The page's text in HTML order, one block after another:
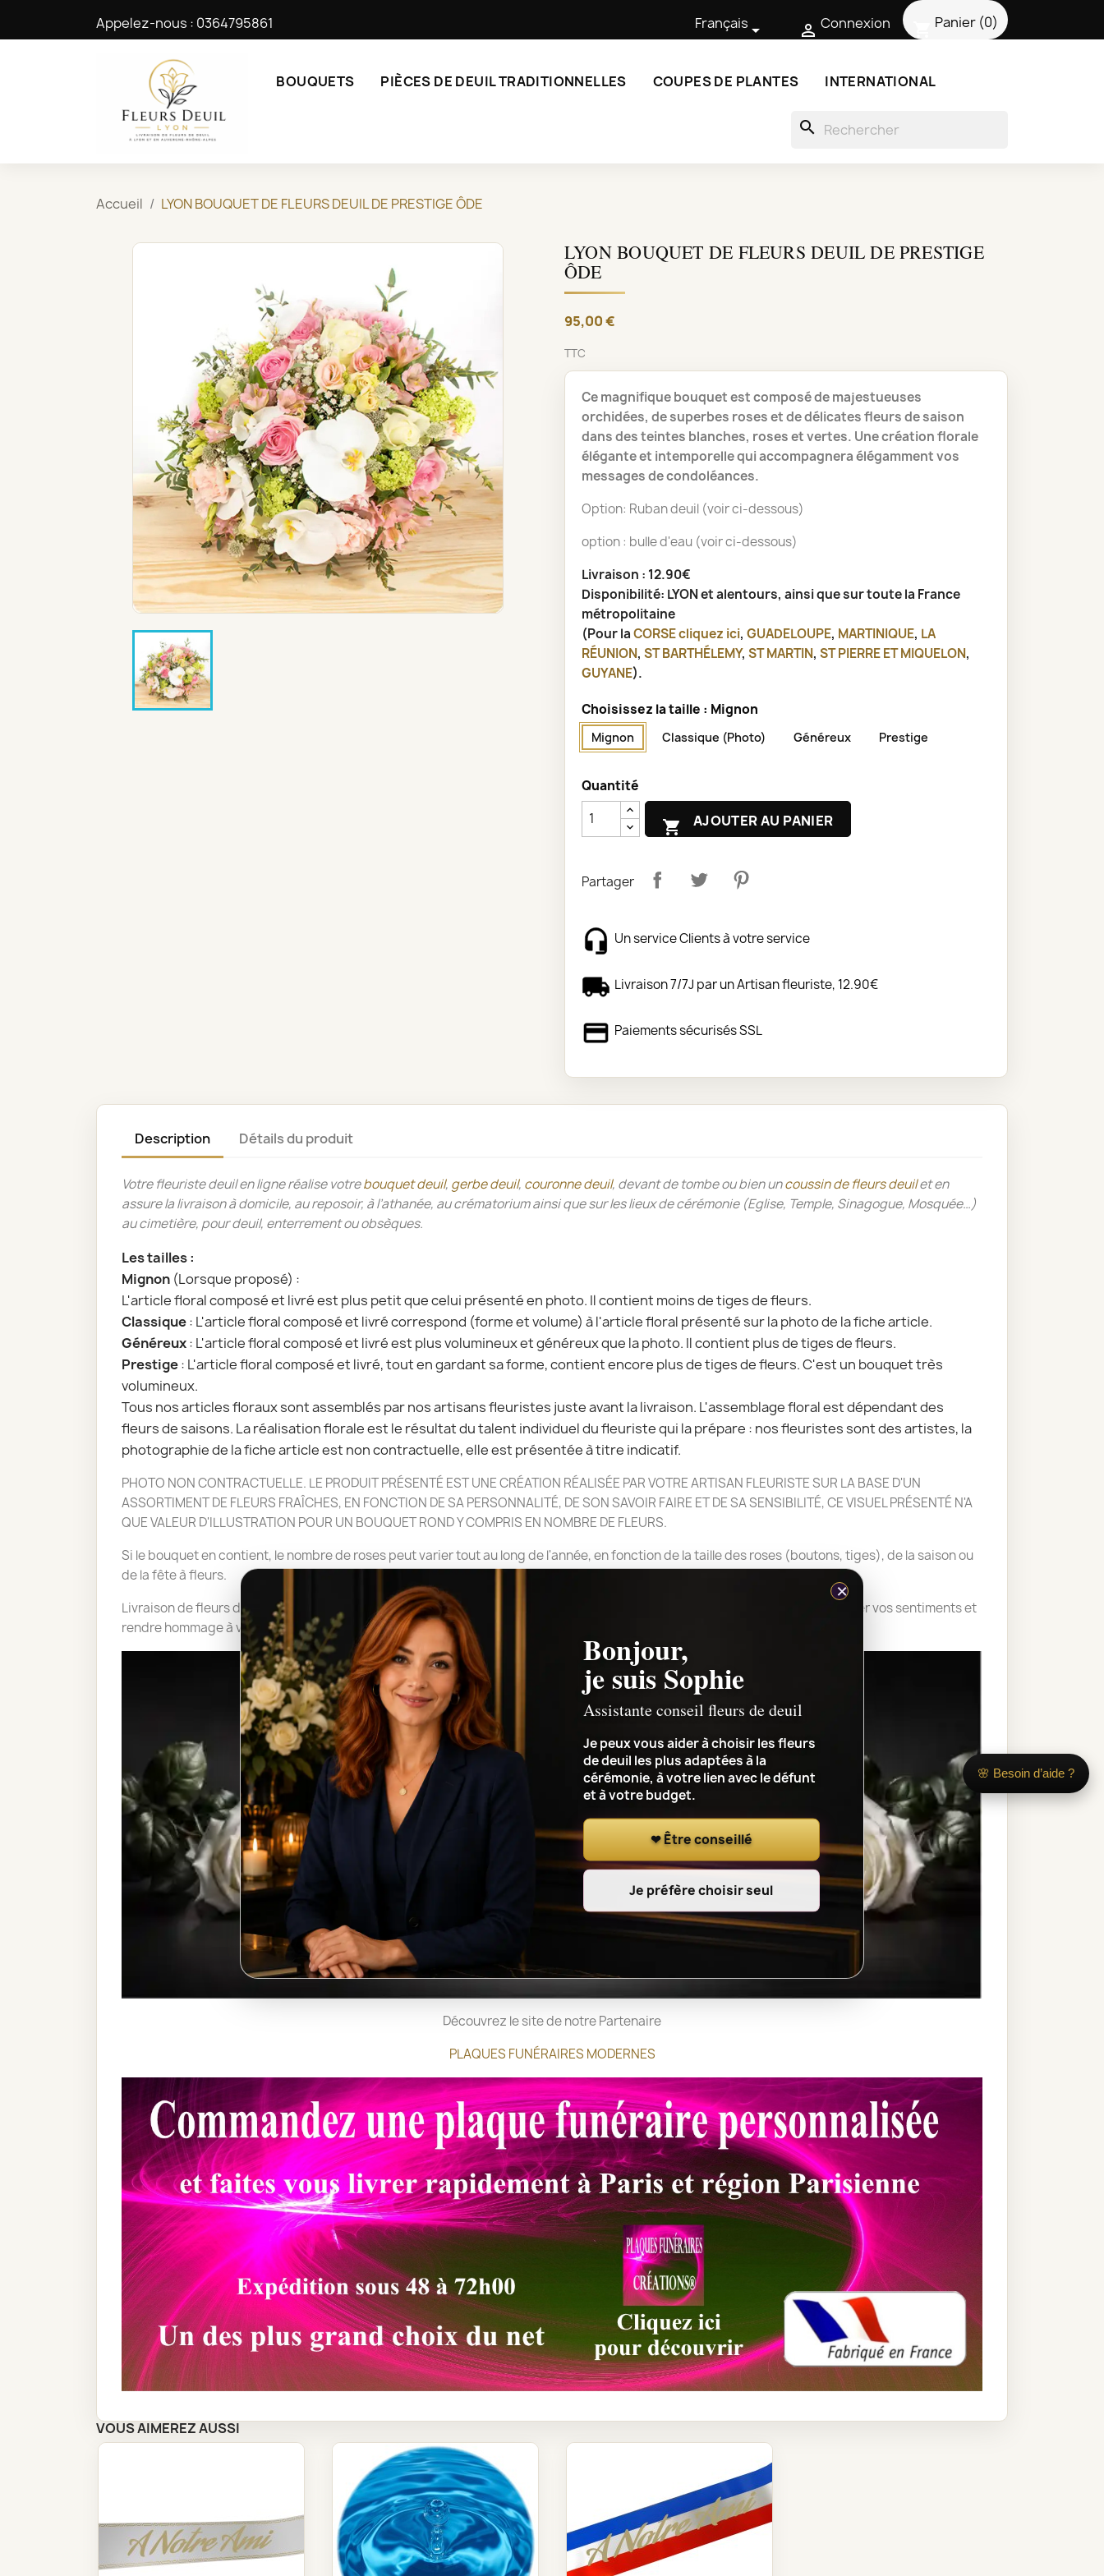
Appelez-nous : 0364795861 Français  Connexion Panier (0)
BOUQUETS PIÈCES DE DEUIL TRADITIONNELLES COUPES DE PLANTES INTERNATIONAL
search
Accueil LYON BOUQUET DE FLEURS DEUIL DE PRESTIGE ÔDE
LYON BOUQUET DE FLEURS DEUIL DE PRESTIGE
ÔDE
95,00 €
TTC
Ce magnifique bouquet est composé de majestueuses
orchidées, de superbes roses et de délicates fleurs de saison
dans des teintes blanches, roses et vertes. Une création florale
élégante et intemporelle qui accompagnera élégamment vos
messages de condoléances.
Option: Ruban deuil (voir ci-dessous)
option : bulle d'eau (voir ci-dessous)
Livraison : 12.90€
Disponibilité: LYON et alentours, ainsi que sur toute la France
métropolitaine
(Pour laCORSEcliquez ici, GUADELOUPE, MARTINIQUE, LA
RÉUNION, ST BARTHÉLEMY, ST MARTIN, ST PIERRE ET MIQUELON,
GUYANE).
Choisissez la taille : Mignon
Mignon Classique (Photo) Généreux Prestige
Quantité
 AJOUTER AU PANIER
Partager
Un service Clients à votre service
Livraison 7/7J par un Artisan fleuriste, 12.90€
Paiements sécurisés SSL
Description Détails du produit
Votre fleuriste deuil en ligne réalise votrebouquet deuil, gerbe deuil, couronne deuil, devant de tombe ou bien uncoussin de fleurs deuilet en
assure la livraison à domicile, au reposoir, à l’athanée, au crématorium ainsi que sur les lieux de cérémonie (Eglise, Temple, Sinagogue, Mosquée…)
au cimetière, pour deuil, enterrement ou obsèques.
Les tailles :
Mignon (Lorsque proposé) :
L'article floral composé et livré est plus petit que celui présenté en photo. Il contient moins de tiges de fleurs.
Classique: L'article floral composé et livré correspond (forme et volume) à l'article floral présenté sur la photo de la fiche article.
Généreux: L'article floral composé et livré est plus volumineux et généreux que la photo. Il contient plus de tiges de fleurs.
Prestige: L'article floral composé et livré, tout en gardant sa forme, contient encore plus de tiges de fleurs. C'est un bouquet très
volumineux.
Tous nos articles floraux sont assemblés par nos artisans fleuristes juste avant la livraison. L'assemblage floral est dépendant des
fleurs de saisons. La réalisation florale est le résultat du talent individuel du fleuriste qui la prépare : nos fleuristes sont des artistes, la
photographie de la fiche article est non contractuelle, elle est présentée à titre indicatif.
PHOTO NON CONTRACTUELLE. LE PRODUIT PRÉSENTÉ EST UNE CRÉATION RÉALISÉE PAR VOTRE ARTISAN FLEURISTE SUR LA BASE D'UN
ASSORTIMENT DE FLEURS FRAÎCHES, EN FONCTION DE SA PERSONNALITÉ, DE SON SAVOIR FAIRE ET DE SA SENSIBILITÉ, CE VISUEL PRÉSENTÉ N'A
QUE VALEUR D'ILLUSTRATION POUR UN BOUQUET ROND Y COMPRIS EN NOMBRE DE FLEURS.
Si le bouquet en contient, le nombre de roses peut varier tout au long de l'année, en fonction de la taille des roses (boutons, tiges), de la saison ou
de la fête à fleurs.
Livraison de fleurs deuil, obsèques, enterrement par un artisan fleuriste, pour rendre hommage à vos proches en laissant parler vos sentiments et
rendre hommage à vos proches ou amis.
Découvrez le site de notre Partenaire
PLAQUES FUNÉRAIRES MODERNES
VOUS AIMEREZ AUSSI
🌸 Besoin d’aide ?
×
Bonjour,
je suis Sophie
Assistante conseil fleurs de deuil
Je peux vous aider à choisir les fleurs
de deuil les plus adaptées à la
cérémonie, à votre lien avec le défunt
et à votre budget.
❤ Être conseillé
Je préfère choisir seul